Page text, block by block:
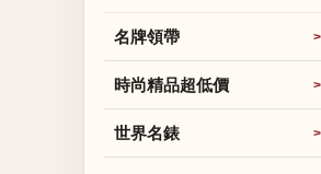
名牌領帶
時尚精品超低價
世界名錶